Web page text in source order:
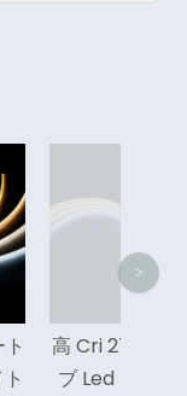
屋内コ
イト スト
>